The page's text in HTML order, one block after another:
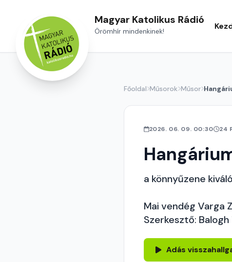
Magyar Katolikus Rádió
Örömhír mindenkinek!
Főoldal Műsorok Műsor
2026. 06. 09. 00:30 24
a könnyűzene
Mai vendég Varga
Szerkesztő: Balogh
Adás